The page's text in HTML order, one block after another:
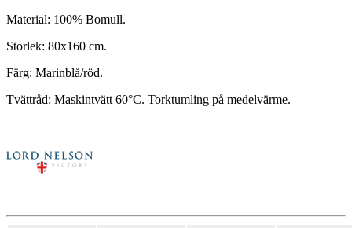
Material: 100% Bomull.
Storlek: 80x160 cm.
Färg: Marinblå/röd.
Tvättråd: Maskintvätt 60°C. Torktumling på medelvärme.